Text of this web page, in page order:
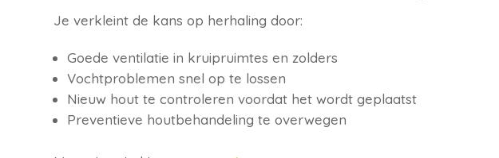
Je verkleint de kans op herhaling door:
Goede ventilatie in kruipruimtes en zolders
Vochtproblemen snel op te lossen
Nieuw hout te controleren voordat het wordt geplaatst
Preventieve houtbehandeling te overwegen